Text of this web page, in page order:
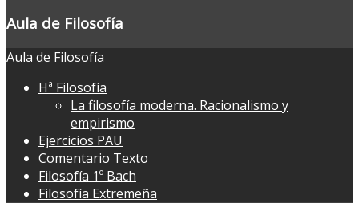
Aula de Filosofía
Aula de Filosofía
Hª Filosofía
La filosofía moderna. Racionalismo y
empirismo
Ejercicios PAU
Comentario Texto
Filosofía 1º Bach
Filosofía Extremeña